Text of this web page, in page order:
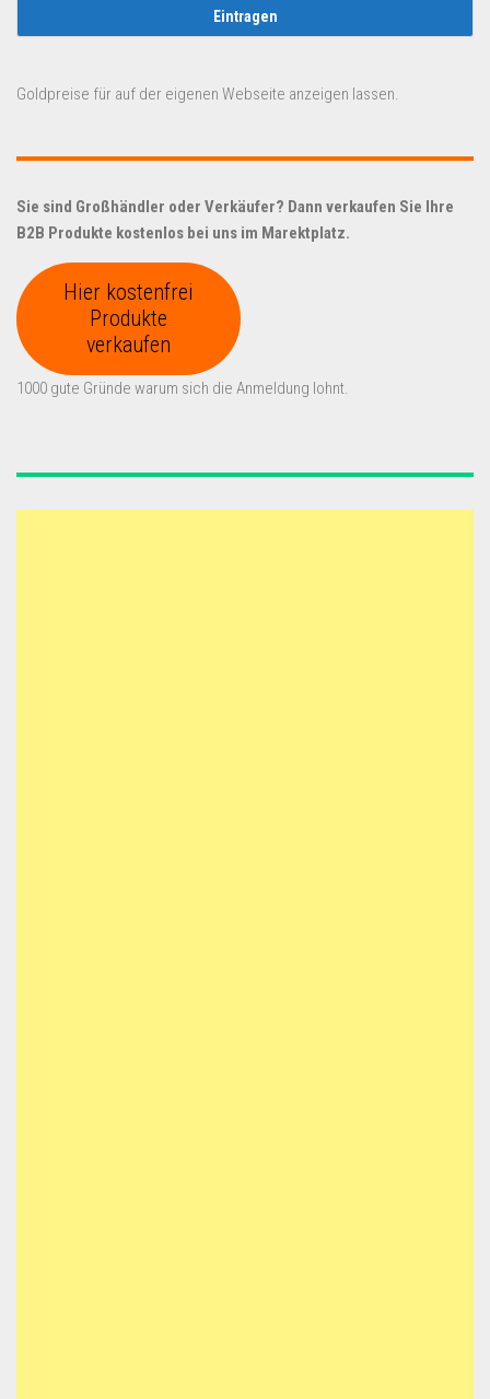
Goldpreise für auf der eigenen Webseite anzeigen lassen.
Sie sind Großhändler oder Verkäufer? Dann verkaufen Sie Ihre
B2B Produkte kostenlos bei uns im Marektplatz.
Hier kostenfrei
Produkte
verkaufen
1000 gute Gründe warum sich die Anmeldung lohnt.